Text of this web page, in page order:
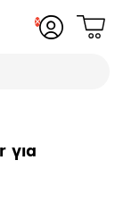
Δες
για